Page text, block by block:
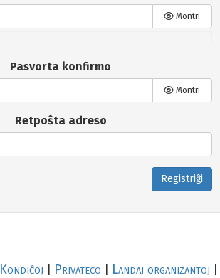
Montri
Pasvorta konfirmo
Montri
Retpoŝta adreso
Registriĝi
Kondiĉoj Privateco Landaj organizantoj